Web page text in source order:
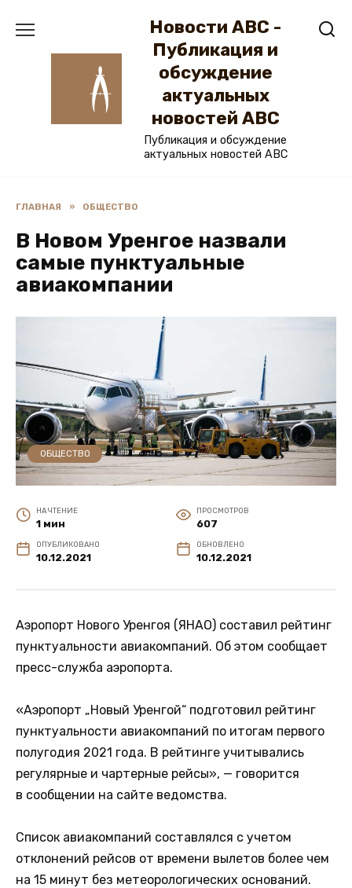
Новости ABC -
Публикация и
обсуждение
актуальных
новостей ABC
Публикация и обсуждение
актуальных новостей ABC
ГЛАВНАЯ » ОБЩЕСТВО
В Новом Уренгое назвали
самые пунктуальные
авиакомпании
ОБЩЕСТВО
НА ЧТЕНИЕ
1 мин
ПРОСМОТРОВ
607
ОПУБЛИКОВАНО
10.12.2021
ОБНОВЛЕНО
10.12.2021
Аэропорт Нового Уренгоя (ЯНАО) составил рейтинг
пунктуальности авиакомпаний. Об этом сообщает
пресс-служба аэропорта.
«Аэропорт „Новый Уренгой“ подготовил рейтинг
пунктуальности авиакомпаний по итогам первого
полугодия 2021 года. В рейтинге учитывались
регулярные и чартерные рейсы», — говорится
в сообщении на сайте ведомства.
Список авиакомпаний составлялся с учетом
отклонений рейсов от времени вылетов более чем
на 15 минут без метеорологических оснований.